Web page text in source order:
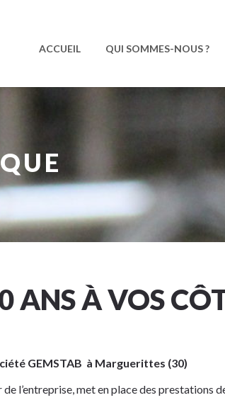
ACCUEIL QUI SOMMES-NOUS ?
ANS À VOS
GEMSTAB à Marguerittes (30)
l’entreprise, met en place des